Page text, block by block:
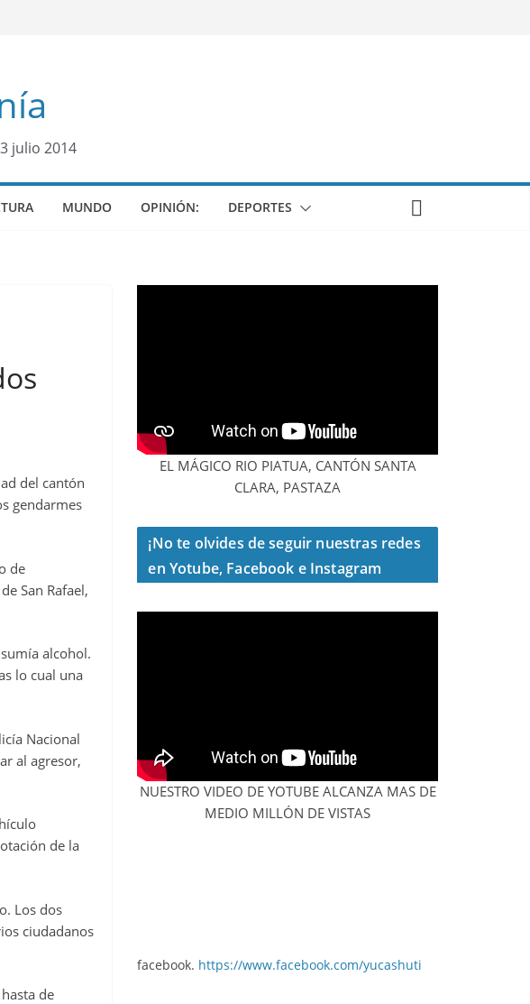
julio 2014
MUNDO OPINIÓN: DEPORTES
del cantón
gendarmes
de
San Rafael,
alcohol.
lo cual una
Nacional
al agresor,
de la
Los dos
ciudadanos
de
EL MÁGICO RIO PIATUA, CANTÓN SANTA
CLARA, PASTAZA
¡No te olvides de seguir nuestras redes
en Yotube, Facebook e Instagram
NUESTRO VIDEO DE YOTUBE ALCANZA MAS DE
MEDIO MILLÓN DE VISTAS
facebook. https://www.facebook.com/yucashuti